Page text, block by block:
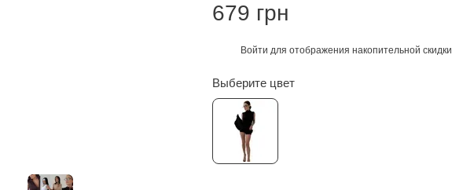
679 грн
Войти для отображения накопительной скидки
Выберите цвет